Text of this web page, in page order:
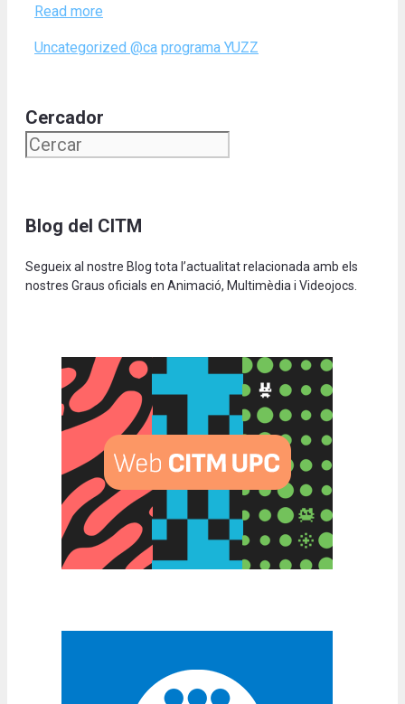
Read more
Categories
Uncategorized @ca Tags
programa YUZZ
Cercador
Blog del CITM
Segueix al nostre Blog tota l’actualitat relacionada amb els
nostres Graus oficials en Animació, Multimèdia i Videojocs.